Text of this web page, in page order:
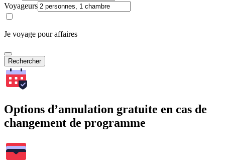
Voyageurs
Je voyage pour affaires
Rechercher
Options d’annulation gratuite en cas de
changement de programme